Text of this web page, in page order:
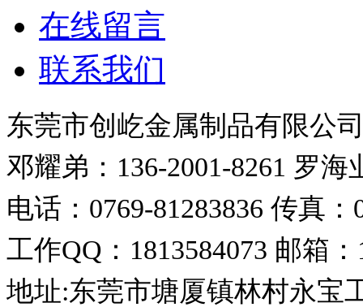
在线留言
联系我们
东莞市创屹金属制品有限公
邓耀弟：136-2001-8261 罗海
电话：0769-81283836 传真：
工作QQ：1813584073 邮箱：
地址:东莞市塘厦镇林村永宝